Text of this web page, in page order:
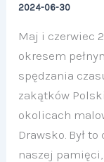
2024-06-30
Maj i czerwiec
okresem
spędzania
zakątków
okolicach
Drawsko. Był
naszej